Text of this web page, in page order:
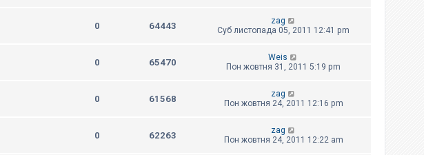
0 64443
zag
Суб листопада 05, 2011 12:41 pm
0 65470
Weis
Пон жовтня 31, 2011 5:19 pm
0 61568
zag
Пон жовтня 24, 2011 12:16 pm
0 62263
zag
Пон жовтня 24, 2011 12:22 am